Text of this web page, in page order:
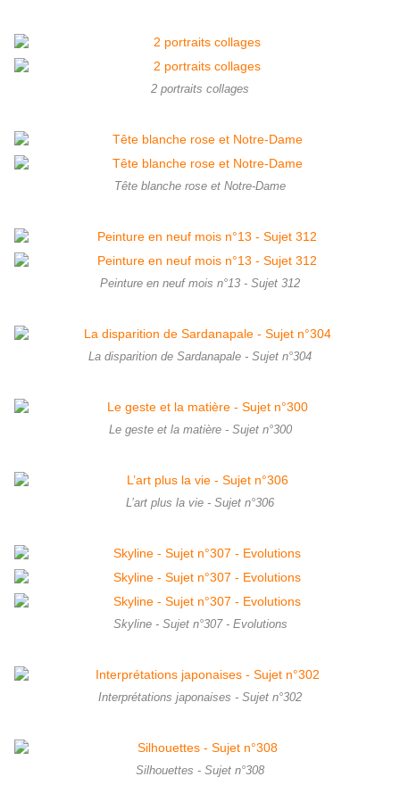
2 portraits collages
Tête blanche rose et Notre-Dame
Peinture en neuf mois n°13 - Sujet 312
La disparition de Sardanapale - Sujet n°304
Le geste et la matière - Sujet n°300
L’art plus la vie - Sujet n°306
Skyline - Sujet n°307 - Evolutions
Interprétations japonaises - Sujet n°302
Silhouettes - Sujet n°308